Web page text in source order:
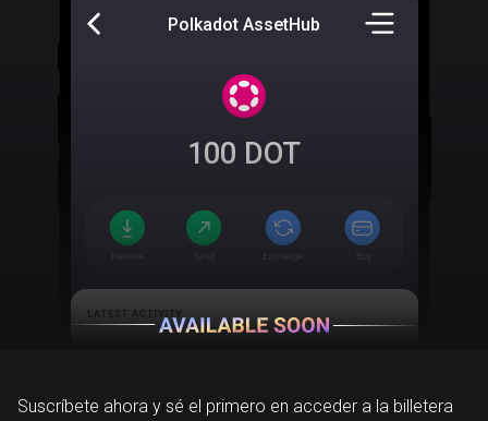
Polkadot AssetHub
100 DOT
Suscríbete ahora y sé el primero en acceder a la billetera